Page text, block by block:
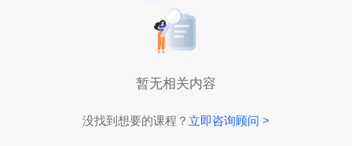
暂无相关内容
没找到想要的课程？ 立即咨询顾问 >